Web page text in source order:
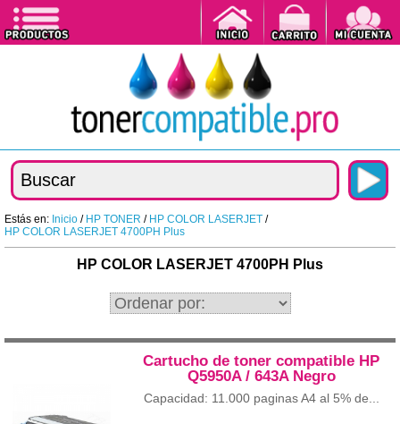
Estás en: Inicio / HP TONER / HP COLOR LASERJET /
HP COLOR LASERJET 4700PH Plus
HP COLOR LASERJET 4700PH Plus
Cartucho de toner compatible HP
Q5950A / 643A Negro
Capacidad: 11.000 paginas A4 al 5% de...